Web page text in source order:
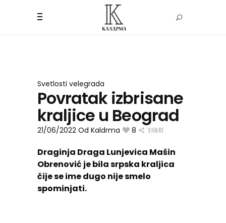
Svetlosti velegrada
Povratak izbrisane
kraljice u Beograd
21/06/2022 Od Kaldrma 8 SHARE
Draginja Draga Lunjevica Mašin
Obrenović je bila srpska kraljica
čije se ime dugo nije smelo
spominjati.